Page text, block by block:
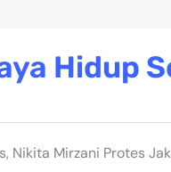
Hidup
Nikita Mirzani Protes